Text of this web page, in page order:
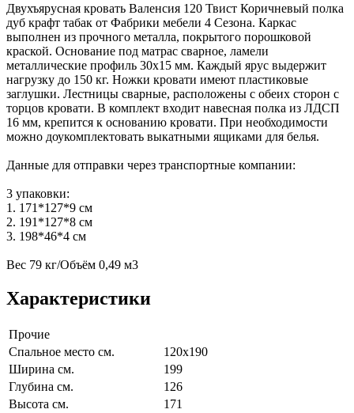
Двухъярусная кровать Валенсия 120 Твист Коричневый полка
дуб крафт табак от Фабрики мебели 4 Сезона. Каркас
выполнен из прочного металла, покрытого порошковой
краской. Основание под матрас сварное, ламели
металлические профиль 30х15 мм. Каждый ярус выдержит
нагрузку до 150 кг. Ножки кровати имеют пластиковые
заглушки. Лестницы сварные, расположены с обеих сторон с
торцов кровати. В комплект входит навесная полка из ЛДСП
16 мм, крепится к основанию кровати. При необходимости
можно доукомплектовать выкатными ящиками для белья.
Данные для отправки через транспортные компании:
3 упаковки:
1. 171*127*9 см
2. 191*127*8 см
3. 198*46*4 см
Вес 79 кг/Объём 0,49 м3
Характеристики
Прочие
Спальное место см.
120х190
Ширина см.
199
Глубина см.
126
Высота см.
171